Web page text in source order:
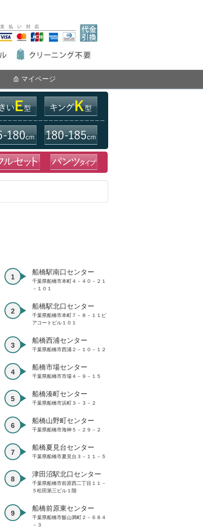
マイページ
船橋駅南口センター
千葉県船橋市本町４－４０－２１
－１０１
船橋駅北口センター
千葉県船橋市本町７－８－１１ピ
アコートビル１０１
船橋西浦センター
千葉県船橋市西浦２－１０－１２
船橋市場センター
千葉県船橋市市場４－９－１５
船橋湊町センター
千葉県船橋市浜町３－３－２
船橋山野町センター
千葉県船橋市海神５－２９－２
船橋夏見台センター
千葉県船橋市夏見台３－１１－５
津田沼駅北口センター
千葉県船橋市前原西二丁目１１－
５松田第三ビル１階
船橋前原東センター
千葉県船橋市飯山満町２－６８４
－３